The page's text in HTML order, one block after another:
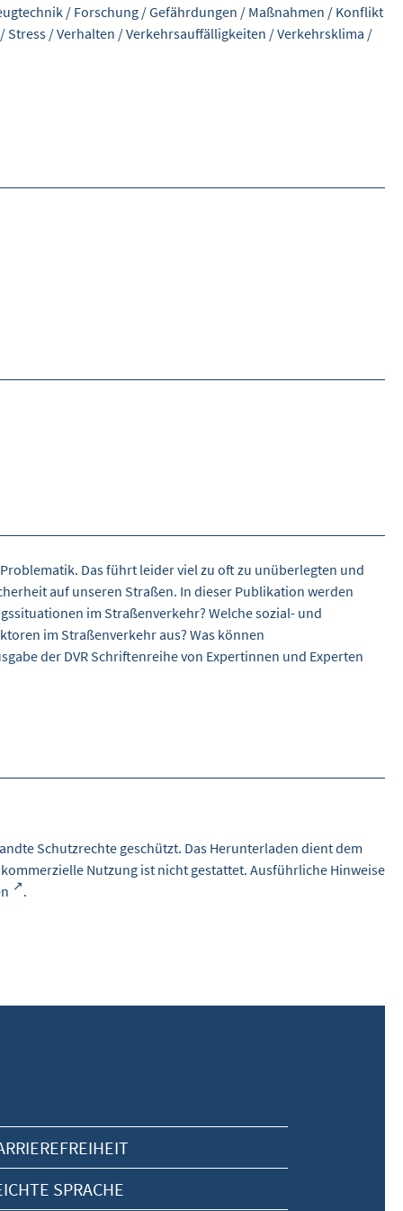
/ Forschung /Gefährdungen / Maßnahmen / Konflikt
/ Stress /Verhalten /Verkehrsauffälligkeiten /Verkehrsklima /
Das führt leider viel zu oft zu unüberlegten und
auf unseren Straßen. In dieser Publikation werden
im Straßenverkehr? Welche sozial- und
im Straßenverkehr aus? Was können
der DVR Schriftenreihe von Expertinnen und Experten
Schutzrechte geschützt. Das Herunterladen dient dem
Nutzung ist nicht gestattet. Ausführliche Hinweise
.
SPRACHE